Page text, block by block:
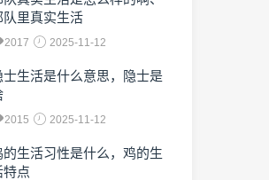
队里真实生活
2017 2025-11-12
士生活是什么意思，隐士是
2015 2025-11-12
的生活习性是什么，鸡的生
特点